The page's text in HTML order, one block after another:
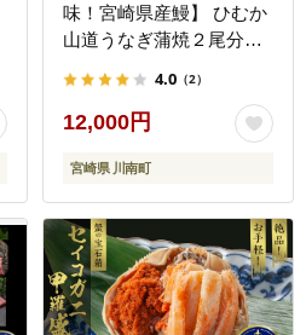
味！宮崎県産鰻】 ひむか
山道うなぎ蒲焼２尾分
なぎ ウナギ 鰻 】
[B08410]
4.0 （2）
12,000円
宮崎県 川南町